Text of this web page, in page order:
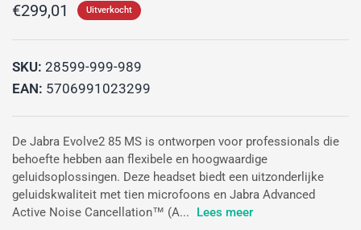
€299,01 Uitverkocht
SKU: 28599-999-989
EAN: 5706991023299
De Jabra Evolve2 85 MS is ontworpen voor professionals die
behoefte hebben aan flexibele en hoogwaardige
geluidsoplossingen. Deze headset biedt een uitzonderlijke
geluidskwaliteit met tien microfoons en Jabra Advanced
Active Noise Cancellation™ (A...
Lees meer